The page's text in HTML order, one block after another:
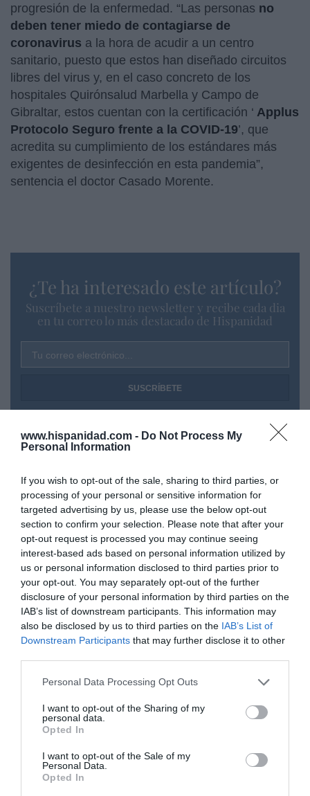
www.hispanidad.com - Do Not Process My
Personal Information
If you wish to opt-out of the sale, sharing to third parties, or
processing of your personal or sensitive information for
targeted advertising by us, please use the below opt-out
section to confirm your selection. Please note that after your
opt-out request is processed you may continue seeing
interest-based ads based on personal information utilized by
us or personal information disclosed to third parties prior to
your opt-out. You may separately opt-out of the further
disclosure of your personal information by third parties on the
IAB’s list of downstream participants. This information may
also be disclosed by us to third parties on the IAB’s List of
Downstream Participants that may further disclose it to other
Personal Data Processing Opt Outs
I want to opt-out of the Sharing of my
personal data.
Opted In
I want to opt-out of the Sale of my
Personal Data.
Opted In
progresión de la enfermedad. “Las personas no
deben tener miedo de contagiarse de
coronavirus a la hora de acudir a un centro
sanitario, puesto que estos han diseñado circuitos
libres del virus y, en el caso concreto de los
hospitales Quirónsalud Marbella y Campo de
Gibraltar, estos cuentan con la certificación ‘ Applus
Protocolo Seguro frente a la COVID-19’, que
acredita su cumplimiento de los estándares más
exigentes de desinfección en esta pandemia”,
sentencia el doctor Casado Morente.
¿Te ha interesado este artículo?
Suscríbete a nuestro newsletter y recibe cada dia
en tu correo lo más destacado de Hispanidad
Tu correo electrónico...
ECONOMÍA
deuda al alza, cotización a la baja y
reputación en entredicho
ECONOMÍA
Indra. Hispasat se hace con un proyecto IRIS-